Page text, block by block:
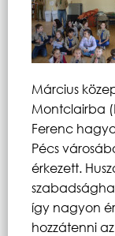
Március
Montclairba
Ferenc
Pécs
érkezett.
így nagyon
hozzátenni